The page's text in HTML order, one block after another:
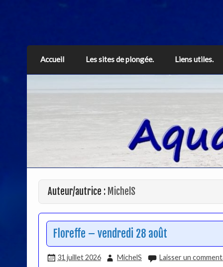
Aquarius
Accueil Les sites de plongée. Liens utiles.
Auteur/autrice : MichelS
Floreffe – vendredi 28 août
31 juillet 2026 MichelS Laisser un